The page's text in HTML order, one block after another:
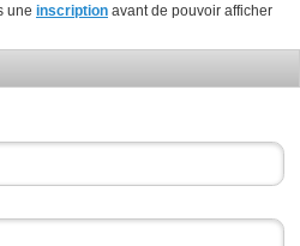
une inscription avant de pouvoir afficher